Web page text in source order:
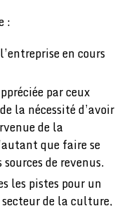
:
en cours
par ceux
la nécessité d’avoir
de la
que faire se
de revenus.
les pistes pour un
de la culture,